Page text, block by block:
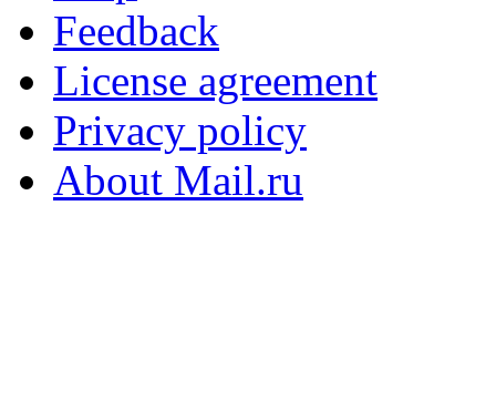
Feedback
License agreement
Privacy policy
About Mail.ru